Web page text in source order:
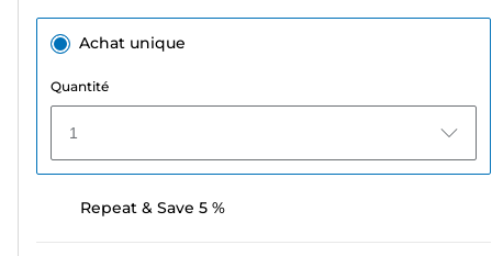
Achat unique
Quantité
1
Repeat & Save 5 %